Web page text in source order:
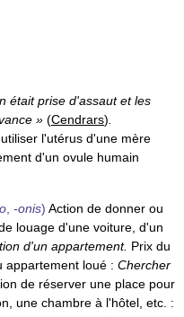
était prise d'assaut et les
» (Cendrars)
l'utérus d'une mère
d'un ovule humain
-onis) Action de donner ou
louage d'une voiture, d'un
d'un appartement. Prix du
appartement loué : Chercher
de réserver une place pour
une chambre à l'hôtel, etc. :